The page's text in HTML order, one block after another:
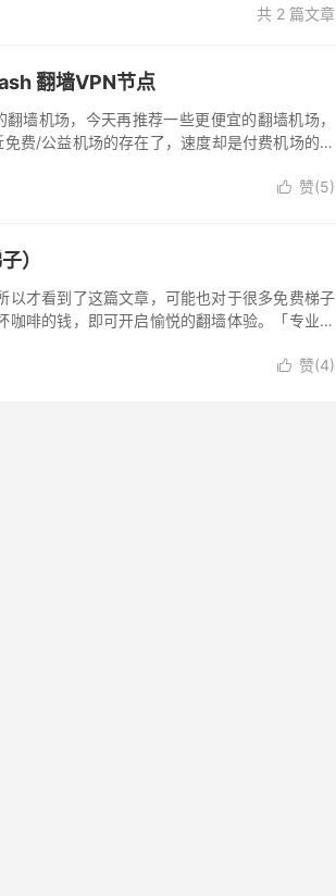
共 2 篇文章
翻墙VPN节点
墙机场，今天再推荐一些更便宜的翻墙机场，
费/公益机场的存在了，速度却是付费机场的速
 赞(5)
）
以才看到了这篇文章，可能也对于很多免费梯子
啡的钱，即可开启愉悦的翻墙体验。「专业的
 赞(4)